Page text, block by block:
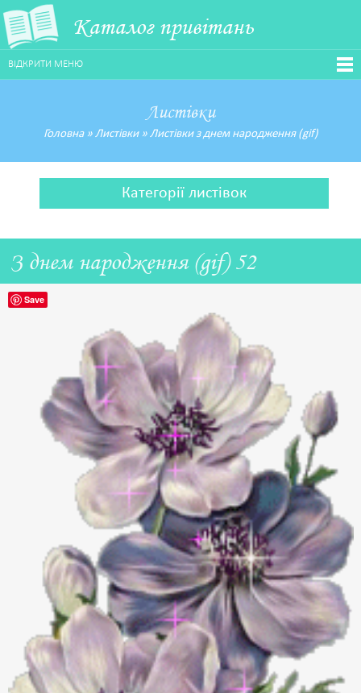
Каталог привітань
ВІДКРИТИ МЕНЮ
Листівки
Головна» Листівки» Листівки з днем народження (gif)
Категорії листівок
З днем народження (gif) 52
Save